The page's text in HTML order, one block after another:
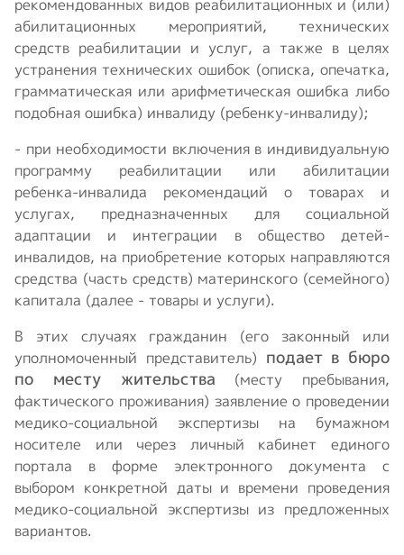
рекомендованных видов реабилитационных и (или)
абилитационных мероприятий, технических
средств реабилитации и услуг, а также в целях
устранения технических ошибок (описка, опечатка,
грамматическая или арифметическая ошибка либо
подобная ошибка) инвалиду (ребенку-инвалиду);
- при необходимости включения в индивидуальную
программу реабилитации или абилитации
ребенка-инвалида рекомендаций о товарах и
услугах, предназначенных для социальной
адаптации и интеграции в общество детей-
инвалидов, на приобретение которых направляются
средства (часть средств) материнского (семейного)
капитала (далее - товары и услуги).
В этих случаях гражданин (его законный или
уполномоченный представитель) подает в бюро
по месту жительства (месту пребывания,
фактического проживания) заявление о проведении
медико-социальной экспертизы на бумажном
носителе или через личный кабинет единого
портала в форме электронного документа с
выбором конкретной даты и времени проведения
медико-социальной экспертизы из предложенных
вариантов.